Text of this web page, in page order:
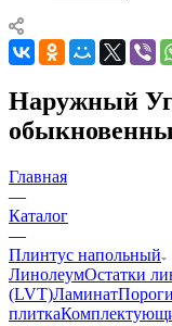
Наружный
Главная
—
Каталог
—
Плинтус напольный
ЛинолеумОстатки
(LVT)Ламинат
плитка